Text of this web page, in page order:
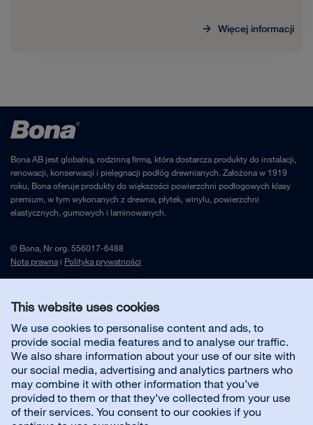
This website uses cookies
We use cookies to personalise content and ads, to
provide social media features and to analyse our traffic.
We also share information about your use of our site with
our social media, advertising and analytics partners who
may combine it with other information that you’ve
provided to them or that they’ve collected from your use
of their services. You consent to our cookies if you
Więcej informacji
Bona AB jest globalną, rodzinną firmą, która dostarcza produkty do instalacji,
renowacji, konserwacji i pielęgnacji podłóg drewnianych. Założona w 1919
roku, Bona oferuje produkty do większości powierzchni podłogowych klasy
premium, w tym wykonanych z drewna, płytek, winylu, powierzchni
elastycznych, gumowych i laminowanych.
© Bona, Nr org. 556017-6488
Nota prawna i Polityka prywatności
Skontaktuj się z nami
Customer service
O firmie